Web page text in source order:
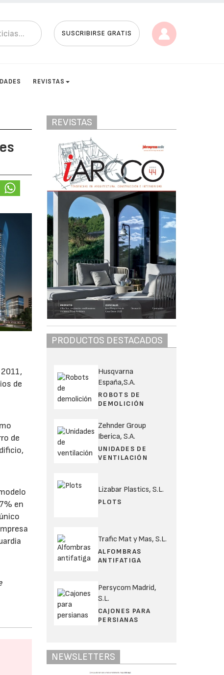
SUSCRIBIRSE GRATIS
REVISTAS
de
de
en
REVISTAS
PRODUCTOS DESTACADOS
Husqvarna
España,S.A.
ROBOTS DE
DEMOLICIÓN
Zehnder Group
Iberica, S.A.
UNIDADES DE
VENTILACIÓN
Lizabar Plastics, S.L.
PLOTS
Trafic Mat y Mas, S.L.
ALFOMBRAS
ANTIFATIGA
Persycom Madrid,
S.L.
CAJONES PARA
PERSIANAS
NEWSLETTERS